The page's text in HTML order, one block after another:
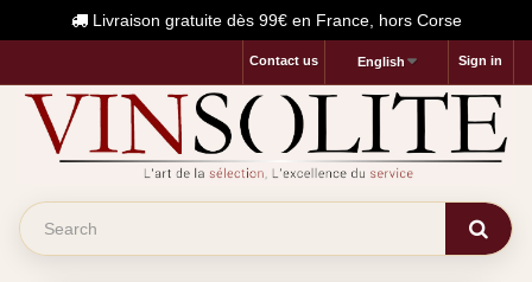
Livraison gratuite dès 99€ en France, hors Corse
Sign in
English
Contact us